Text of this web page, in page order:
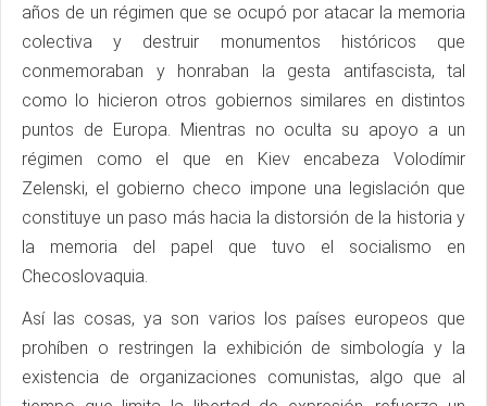
años de un régimen que se ocupó por atacar la memoria
colectiva y destruir monumentos históricos que
conmemoraban y honraban la gesta antifascista, tal
como lo hicieron otros gobiernos similares en distintos
puntos de Europa. Mientras no oculta su apoyo a un
régimen como el que en Kiev encabeza Volodímir
Zelenski, el gobierno checo impone una legislación que
constituye un paso más hacia la distorsión de la historia y
la memoria del papel que tuvo el socialismo en
Checoslovaquia.
Así las cosas, ya son varios los países europeos que
prohíben o restringen la exhibición de simbología y la
existencia de organizaciones comunistas, algo que al